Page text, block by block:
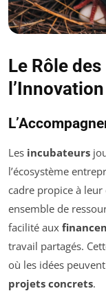
Le Rôle
l’Innovation
Les incubateurs
l’écosystème
cadre propice à
ensemble de
facilité aux
travail partagés.
où les idées
projets concrets.